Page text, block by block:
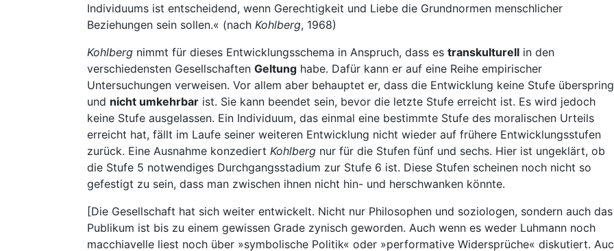
Individuums ist entscheidend, wenn Gerechtigkeit und Liebe die Grundnormen menschlicher
Beziehungen sein sollen.« (nach Kohlberg, 1968)
Kohlberg nimmt für dieses Entwicklungsschema in Anspruch, dass es transkulturell in den
verschiedensten Gesellschaften Geltung habe. Dafür kann er auf eine Reihe empirischer
Untersuchungen verweisen. Vor allem aber behauptet er, dass die Entwicklung keine Stufe
und nicht umkehrbar ist. Sie kann beendet sein, bevor die letzte Stufe erreicht ist. Es wird jedoch
keine Stufe ausgelassen. Ein Individuum, das einmal eine bestimmte Stufe des moralischen Urteils
erreicht hat, fällt im Laufe seiner weiteren Entwicklung nicht wieder auf frühere Entwicklungsstufen
zurück. Eine Ausnahme konzediert Kohlberg nur für die Stufen fünf und sechs. Hier ist ungeklärt, ob
die Stufe 5 notwendiges Durchgangsstadium zur Stufe 6 ist. Diese Stufen scheinen noch nicht so
gefestigt zu sein, dass man zwischen ihnen nicht hin- und herschwanken könnte.
[Die Gesellschaft hat sich weiter entwickelt. Nicht nur Philosophen und soziologen, sondern auch das
Publikum ist bis zu einem gewissen Grade zynisch geworden. Auch wenn es weder Luhmann noch
macchiavelle liest noch über »symbolische Politik« oder »performative Widersprüche« diskutiert.